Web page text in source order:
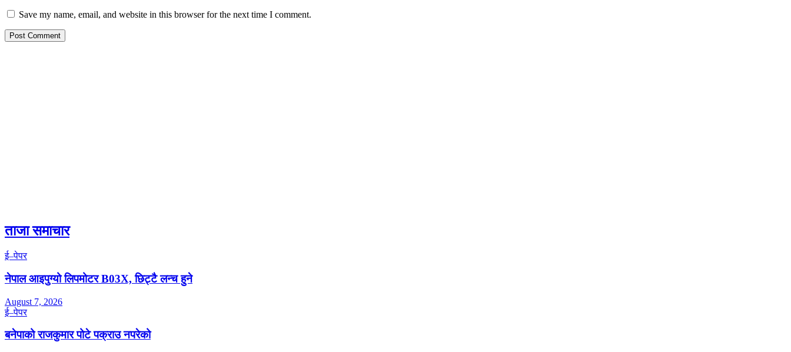
Save my name, email, and website in this browser for the next time I comment.
ताजा समाचार
ई–पेपर
नेपाल आइपुग्यो लिपमोटर B03X, छिट्टै लन्च हुने
August 7, 2026
ई–पेपर
बनेपाको राजकुमार पोटे पक्राउ नपरेको